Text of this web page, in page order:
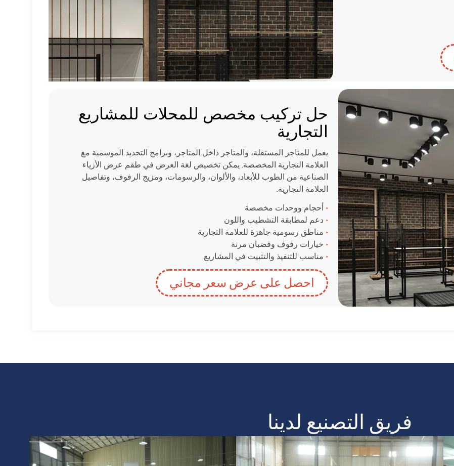
حل تركيب مخصص للمحلات للمشاريع
التجارية
يعمل للمتاجر المستقلة، والمتاجر داخل المتاجر، وبرامج التجديد الموسمية مع
العلامة التجارية المخصصة. يمكن تخصيص لغة العرض في طقم عرض الأزياء
الصناعية من الطوب للأبعاد، والألوان، والرسومات، ومزيج الرفوف، وتفاصيل
العلامة التجارية.
• أحجام ووحدات مخصصة
• دعم لمطابقة التشطيب واللون
• مناطق رسومية جاهزة للعلامة التجارية
• خيارات رفوف وقضبان مرنة
• مناسب للتنفيذ والتثبيت في المشاريع
احصل على عرض سعر مجاني
فريق التصنيع لدينا